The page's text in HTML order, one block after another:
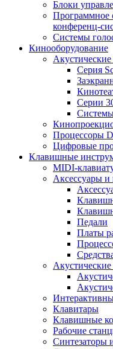
Блоки
Программное
конференц-
Системы
Кинооборудование
Cерия
Серии
Процессоры
Цифровые
Клавишные
MIDI-
Аксессуары
Педали
Платы
Клавитары
Клавишные
Рабочие
Синтезаторы